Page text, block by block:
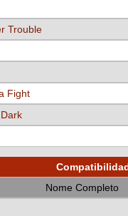
Trouble
Fight
Nome Completo